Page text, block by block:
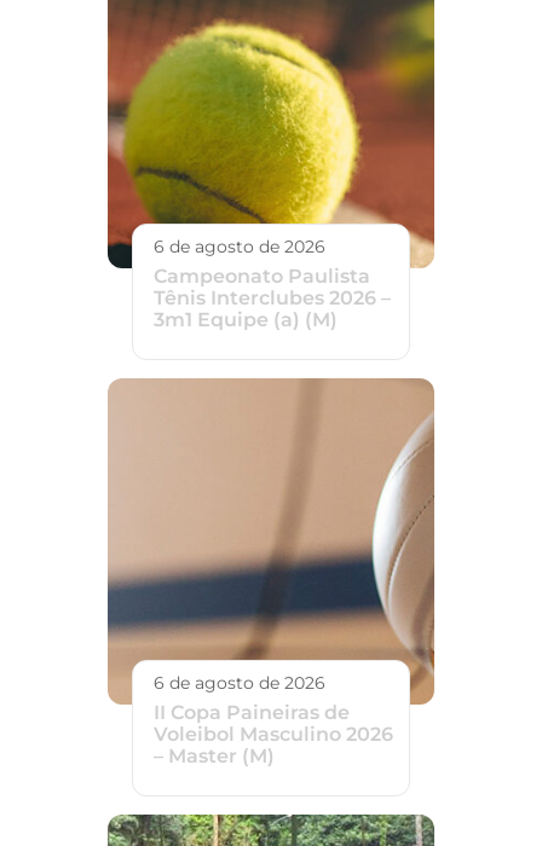
6 de agosto de 2026
Campeonato Paulista
Tênis Interclubes 2026 –
3m1 Equipe (a) (M)
6 de agosto de 2026
II Copa Paineiras de
Voleibol Masculino 2026
– Master (M)